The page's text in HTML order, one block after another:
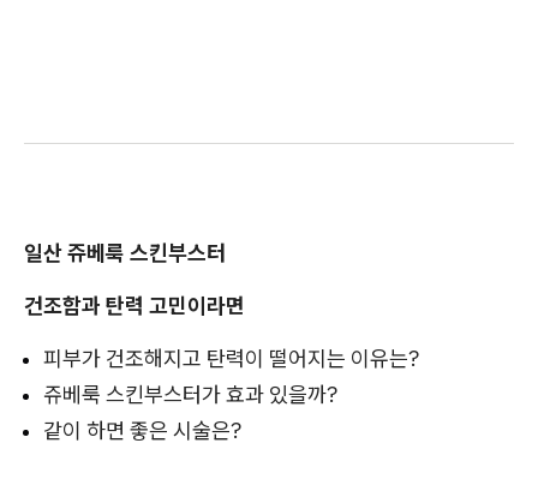
일산 쥬베룩 스킨부스터
건조함과 탄력 고민이라면
피부가 건조해지고 탄력이 떨어지는 이유는?
쥬베룩 스킨부스터가 효과 있을까?
같이 하면 좋은 시술은?